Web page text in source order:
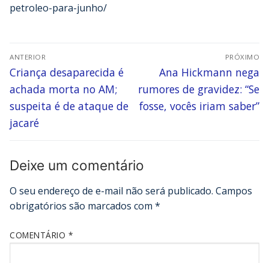
petroleo-para-junho/
ANTERIOR
Criança desaparecida é
achada morta no AM;
suspeita é de ataque de
jacaré
PRÓXIMO
Ana Hickmann nega
rumores de gravidez: “Se
fosse, vocês iriam saber”
Deixe um comentário
O seu endereço de e-mail não será publicado. Campos
obrigatórios são marcados com *
COMENTÁRIO *